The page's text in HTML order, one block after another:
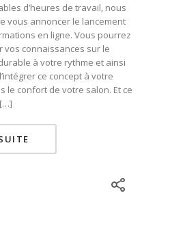
d’heures de travail, nous
vous annoncer le lancement
en ligne. Vous pourrez
vos connaissances sur le
à votre rythme et ainsi
ce concept à votre
le confort de votre salon. Et ce